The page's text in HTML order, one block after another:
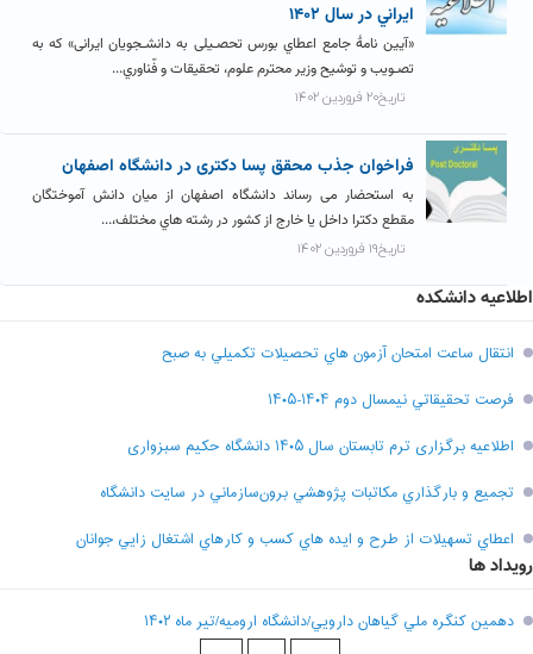
ايراني در سال ۱۴۰۲
«آیین نامۀ جامع اعطاي بورس تحصـیلی به دانشـجویان ایرانی» که به
تصـویب و توشیح وزیر محترم علوم، تحقیقات و فّناوري...
تاریخ۲۰ فروردین ۱۴۰۲
فراخوان جذب محقق پسا دکتری در دانشگاه اصفهان
به استحضار می رساند دانشگاه اصفهان از میان دانش آموختگان
مقطع دکترا داخل یا خارج از کشور در رشته هاي مختلف،...
تاریخ۱۹ فروردین ۱۴۰۲
اطلاعیه دانشکده
انتقال ساعت امتحان آزمون هاي تحصيلات تکميلي به صبح
فرصت تحقيقاتي نیمسال دوم ۱۴۰۴-۱۴۰۵
اطلاعیه برگزاری ترم تابستان سال ۱۴۰۵ دانشگاه حکیم سبزواری
تجميع و بارگذاري مکاتبات پژوهشي برون‌سازماني در سايت دانشگاه
اعطاي تسهيلات از طرح و ايده هاي کسب و کارهاي اشتغال زايي جوانان
رویداد ها
دهمين کنگره ملي گياهان دارويي/دانشگاه اروميه/تير ماه ۱۴۰۲